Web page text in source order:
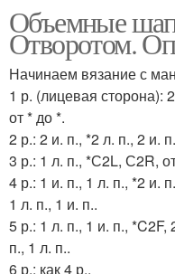
Объемные
Отворотом.
Начинаем вязание с
1 р. (лицевая сторона):
от * до *.
2 р.: 2 и. п., *2 л. п., 2 и.
3 р.: 1 л. п., *С2L, С2R,
4 р.: 1 и. п., 1 л. п., *2 и.
1 л. п., 1 и. п..
5 р.: 1 л. п., 1 и. п., *C2F,
п., 1 л. п..
6 р.: как 4 р..